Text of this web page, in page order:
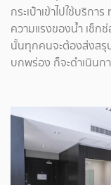
กระเป๋าเข้าไปใช้บริก
ความแรงของน้ำ เช็ก
นั้นทุกคนจะต้องส่งส
บกพร่อง ก็จะดำเนินก